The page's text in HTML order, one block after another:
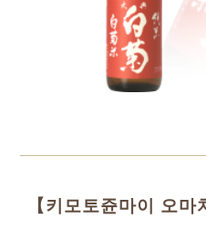
【키모토쥰마이 오마